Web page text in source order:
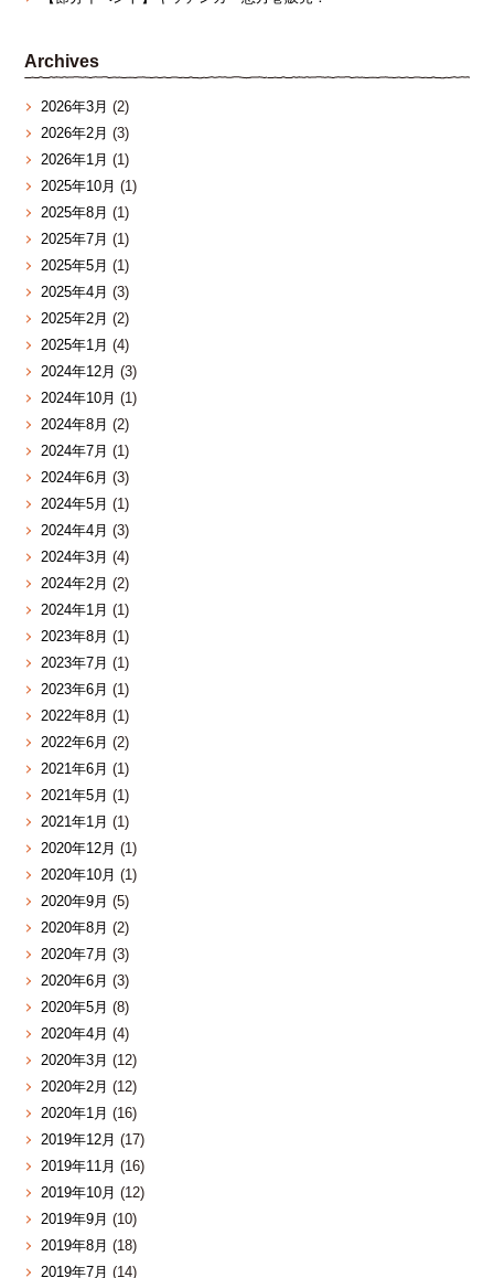
Archives
2026年3月 (2)
2026年2月 (3)
2026年1月 (1)
2025年10月 (1)
2025年8月 (1)
2025年7月 (1)
2025年5月 (1)
2025年4月 (3)
2025年2月 (2)
2025年1月 (4)
2024年12月 (3)
2024年10月 (1)
2024年8月 (2)
2024年7月 (1)
2024年6月 (3)
2024年5月 (1)
2024年4月 (3)
2024年3月 (4)
2024年2月 (2)
2024年1月 (1)
2023年8月 (1)
2023年7月 (1)
2023年6月 (1)
2022年8月 (1)
2022年6月 (2)
2021年6月 (1)
2021年5月 (1)
2021年1月 (1)
2020年12月 (1)
2020年10月 (1)
2020年9月 (5)
2020年8月 (2)
2020年7月 (3)
2020年6月 (3)
2020年5月 (8)
2020年4月 (4)
2020年3月 (12)
2020年2月 (12)
2020年1月 (16)
2019年12月 (17)
2019年11月 (16)
2019年10月 (12)
2019年9月 (10)
2019年8月 (18)
2019年7月 (14)